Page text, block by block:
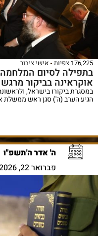
176,225 צפיות אישי ציבור
בתפילה לסיום
אוקראינה בביקור
במסגרת ביקורו בישראל,
הגיע הערב (ה') סגן ראש ממשלת
ה' אדר ה'תשפ"ו
פברואר 22, 2026